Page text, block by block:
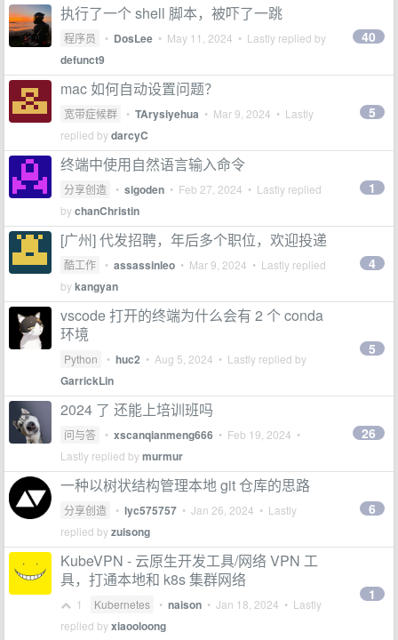
执行了一个 shell 脚本，被吓了一跳
程序员 • DosLee • May 11, 2024 • Lastly replied by
defunct9
40
mac 如何自动设置问题？
宽带症候群 • TArysiyehua • Mar 9, 2024 • Lastly
replied bydarcyC
5
终端中使用自然语言输入命令
分享创造 • sigoden • Feb 27, 2024 • Lastly replied
bychanChristin
1
[广州] 代发招聘，年后多个职位，欢迎投递
酷工作 • assassinleo • Mar 9, 2024 • Lastly replied
bykangyan
4
vscode 打开的终端为什么会有 2 个 conda
环境
Python • huc2 • Aug 5, 2024 • Lastly replied by
GarrickLin
5
2024 了 还能上培训班吗
问与答 • xscanqianmeng666 • Feb 19, 2024 •
Lastly replied bymurmur
26
一种以树状结构管理本地 git 仓库的思路
分享创造 • lyc575757 • Jan 26, 2024 • Lastly
replied byzuisong
6
KubeVPN - 云原生开发工具/网络 VPN 工
具，打通本地和 k8s 集群网络
1 Kubernetes • naison • Jan 18, 2024 • Lastly
replied byxiaooloong
1